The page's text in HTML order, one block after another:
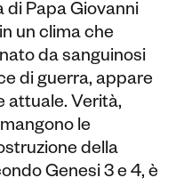
di Papa Giovanni
un clima che
da sanguinosi
di guerra, appare
attuale. Verità,
le
della
Genesi 3 e 4, è